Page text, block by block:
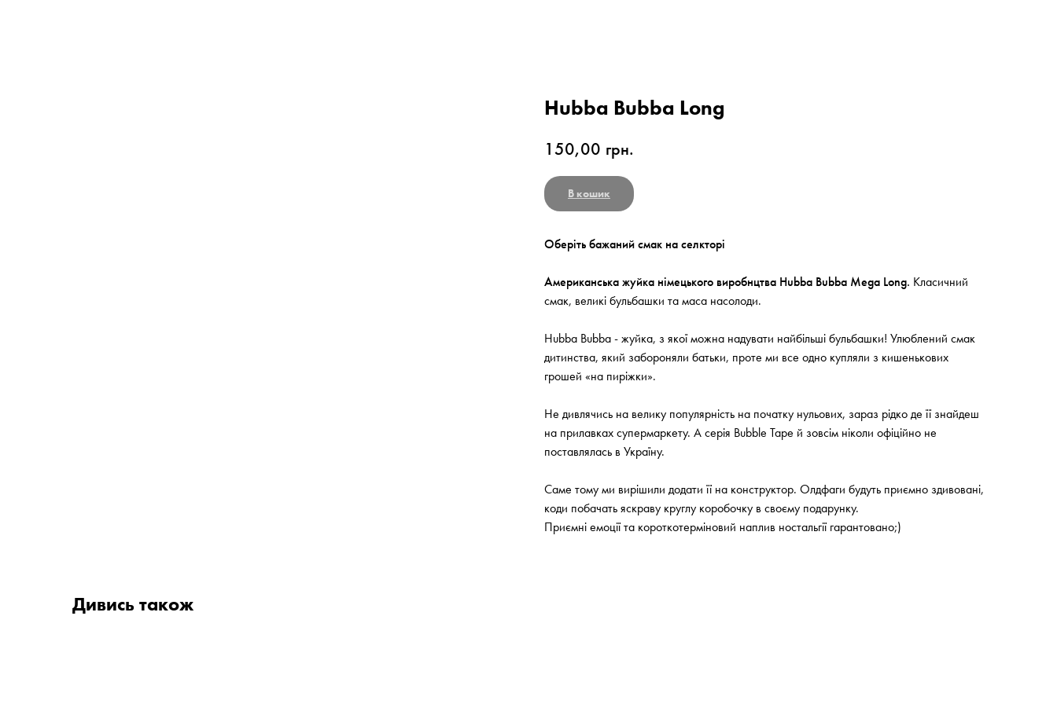
Hubba Bubba Long
150,00 грн.
В кошик
Оберіть бажаний смак на селкторі
Американська жуйка німецького виробнцтва Hubba Bubba Mega Long. Класичний
смак, великі бульбашки та маса насолоди.
Hubba Bubba - жуйка, з якої можна надувати найбільші бульбашки! Улюблений смак
дитинства, який забороняли батьки, проте ми все одно купляли з кишенькових
грошей «на пиріжки».
Не дивлячись на велику популярність на початку нульових, зараз рідко де її знайдеш
на прилавках супермаркету. А серія Bubble Tape й зовсім ніколи офіційно не
поставлялась в Україну.
Саме тому ми вирішили додати її на конструктор. Олдфаги будуть приємно здивовані,
коди побачать яскраву круглу коробочку в своєму подарунку.
Приємні емоції та короткотерміновий наплив ностальгії гарантовано;)
Дивись також